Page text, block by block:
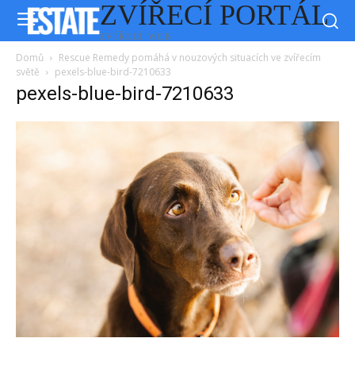
ZVÍŘECÍ PORTÁL
ZVÍŘECÍ WEB
Domů
Rescue Remedy pomáhá v nouzových situacích ve zvířecím
světě
pexels-blue-bird-7210633
pexels-blue-bird-7210633